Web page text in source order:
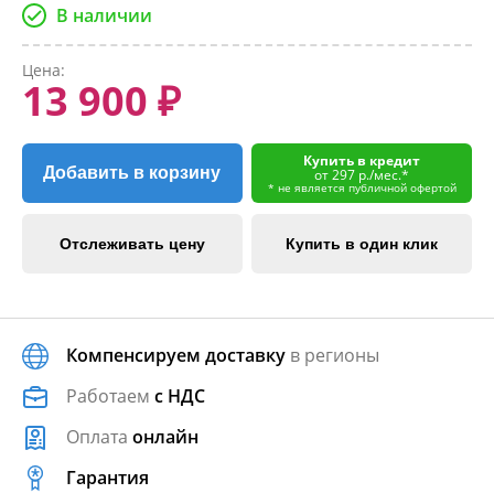
В наличии
Цена:
13 900 ₽
Добавить в корзину
Купить в кредит
от 297 р./мес.*
* не является публичной офертой
Отслеживать цену Купить в один клик
Компенсируем доставку в регионы
Работаем с НДС
Оплата онлайн
Гарантия